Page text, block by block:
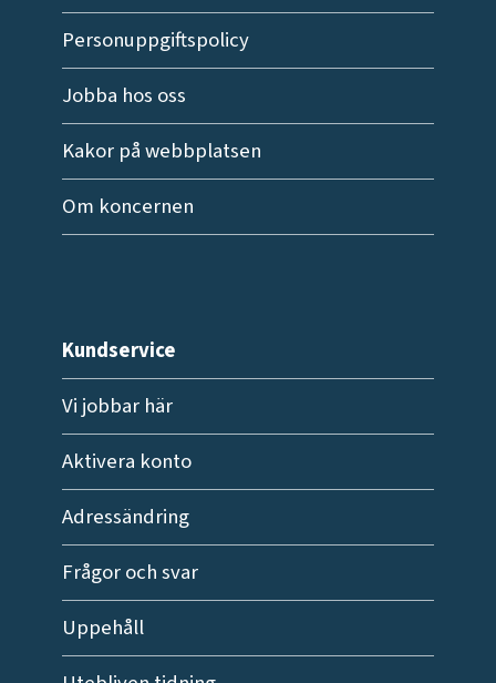
Personuppgiftspolicy
Jobba hos oss
Kakor på webbplatsen
Om koncernen
Kundservice
Vi jobbar här
Aktivera konto
Adressändring
Frågor och svar
Uppehåll